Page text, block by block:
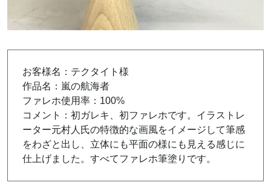
お客様名：テクタイト様
作品名：嵐の航海者
ファレホ使用率：100%
コメント：初ガレキ、初ファレホです。イラストレ
ーター元村人氏の特徴的な画風をイメージして筆感
をわざと出し、立体にも平面の様にも見える感じに
仕上げました。すべてファレホ筆塗りです。